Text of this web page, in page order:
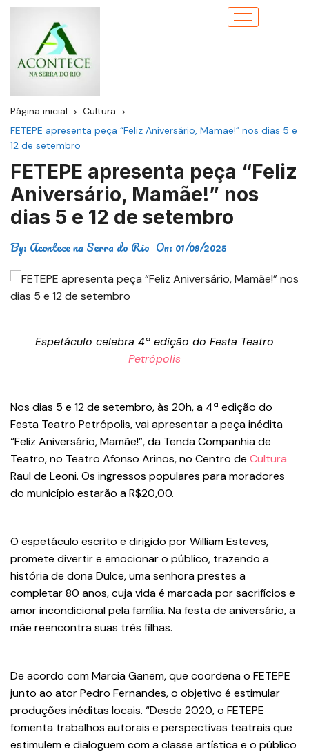
Página inicial
Cultura
FETEPE apresenta peça “Feliz Aniversário, Mamãe!” nos dias 5 e
12 de setembro
FETEPE apresenta peça “Feliz
Aniversário, Mamãe!” nos
dias 5 e 12 de setembro
By: Acontece na Serra do Rio On: 01/09/2025
Espetáculo celebra 4ª edição do Festa Teatro
Petrópolis
Nos dias 5 e 12 de setembro, às 20h, a 4ª edição do
Festa Teatro Petrópolis, vai apresentar a peça inédita
“Feliz Aniversário, Mamãe!”, da Tenda Companhia de
Teatro, no Teatro Afonso Arinos, no Centro de Cultura
Raul de Leoni. Os ingressos populares para moradores
do município estarão a R$20,00.
O espetáculo escrito e dirigido por William Esteves,
promete divertir e emocionar o público, trazendo a
história de dona Dulce, uma senhora prestes a
completar 80 anos, cuja vida é marcada por sacrifícios e
amor incondicional pela família. Na festa de aniversário, a
mãe reencontra suas três filhas.
De acordo com Marcia Ganem, que coordena o FETEPE
junto ao ator Pedro Fernandes, o objetivo é estimular
produções inéditas locais. “Desde 2020, o FETEPE
fomenta trabalhos autorais e perspectivas teatrais que
estimulem e dialoguem com a classe artística e o público